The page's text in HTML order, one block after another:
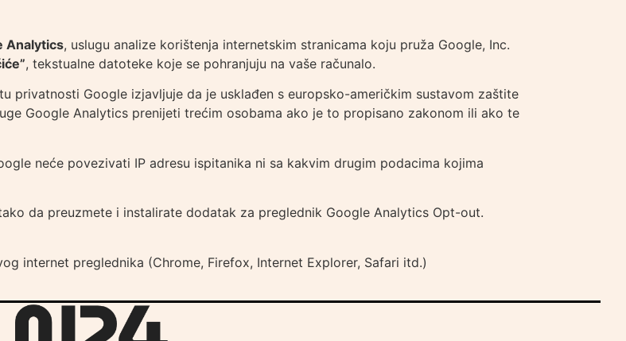
Analytics, uslugu analize korištenja internetskim stranicama koju pruža Google, Inc.
, tekstualne datoteke koje se pohranjuju na vaše računalo.
privatnosti Google izjavljuje da je usklađen s europsko-američkim sustavom zaštite
Google Analytics prenijeti trećim osobama ako je to propisano zakonom ili ako te
neće povezivati IP adresu ispitanika ni sa kakvim drugim podacima kojima
da preuzmete i instalirate dodatak za preglednik Google Analytics Opt-out.
internet preglednika (Chrome, Firefox, Internet Explorer, Safari itd.)